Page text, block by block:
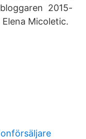
2015-
Micoletic.